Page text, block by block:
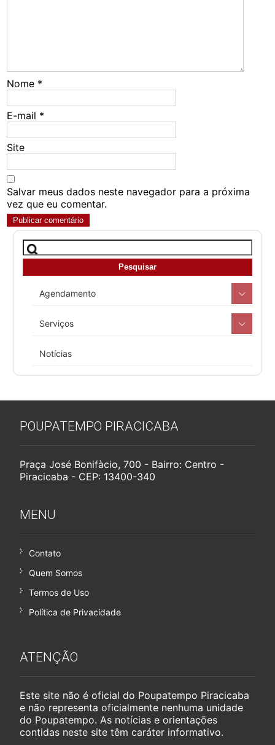
Nome *
E-mail *
Site
Salvar meus dados neste navegador para a próxima
vez que eu comentar.
Agendamento
Serviços
Notícias
POUPATEMPO PIRACICABA
Praça José Bonifàcio, 700 - Bairro: Centro -
Piracicaba - CEP: 13400-340
MENU
Contato
Quem Somos
Termos de Uso
Política de Privacidade
ATENÇÃO
Este site não é oficial do Poupatempo Piracicaba
e não representa oficialmente nenhuma unidade
do Poupatempo. As notícias e orientações
contidas neste site têm caráter informativo.